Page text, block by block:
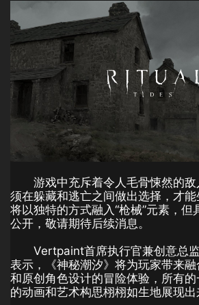
游戏中充斥着令人毛骨悚然的
须在躲藏和逃亡之间做出选择，才
将以独特的方式融入“枪械”元素，但
公开，敬请期待后续消息。
Vertpaint首席执行官兼创意总
表示，《神秘潮汐》将为玩家带来
和原创角色设计的冒险体验，所有
的动画和艺术构思栩栩如生地展现出